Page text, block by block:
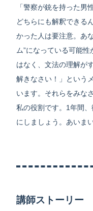
「警察が銃を持った男
どちらにも解釈できる
かった人は要注意。あ
ム”になっている可能
はなく、文法の理解が
解きなさい！」という
います。それらをみな
私の役割です。1年間
にしましょう。あいま
講師ストーリー